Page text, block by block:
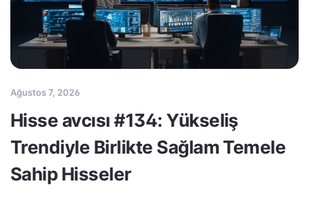
Ağustos 7, 2026
Hisse avcısı #134: Yükseliş
Trendiyle Birlikte Sağlam Temele
Sahip Hisseler